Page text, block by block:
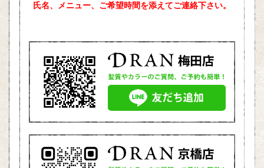
氏名、メニュー、ご希望時間を添えてご連絡下さい。